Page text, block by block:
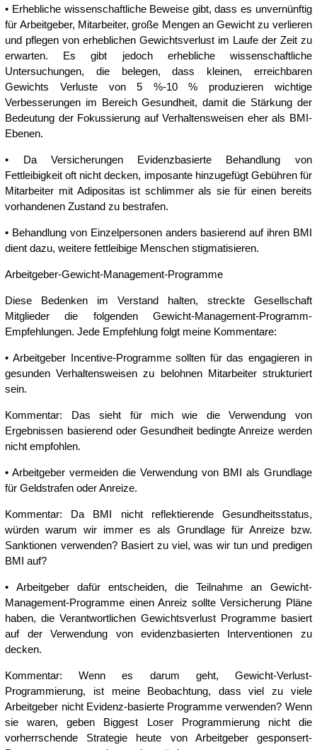
• Erhebliche wissenschaftliche Beweise gibt, dass es unvernünftig
für Arbeitgeber, Mitarbeiter, große Mengen an Gewicht zu verlieren
und pflegen von erheblichen Gewichtsverlust im Laufe der Zeit zu
erwarten. Es gibt jedoch erhebliche wissenschaftliche
Untersuchungen, die belegen, dass kleinen, erreichbaren
Gewichts Verluste von 5 %-10 % produzieren wichtige
Verbesserungen im Bereich Gesundheit, damit die Stärkung der
Bedeutung der Fokussierung auf Verhaltensweisen eher als BMI-
Ebenen.
• Da Versicherungen Evidenzbasierte Behandlung von
Fettleibigkeit oft nicht decken, imposante hinzugefügt Gebühren für
Mitarbeiter mit Adipositas ist schlimmer als sie für einen bereits
vorhandenen Zustand zu bestrafen.
• Behandlung von Einzelpersonen anders basierend auf ihren BMI
dient dazu, weitere fettleibige Menschen stigmatisieren.
Arbeitgeber-Gewicht-Management-Programme
Diese Bedenken im Verstand halten, streckte Gesellschaft
Mitglieder die folgenden Gewicht-Management-Programm-
Empfehlungen. Jede Empfehlung folgt meine Kommentare:
• Arbeitgeber Incentive-Programme sollten für das engagieren in
gesunden Verhaltensweisen zu belohnen Mitarbeiter strukturiert
sein.
Kommentar: Das sieht für mich wie die Verwendung von
Ergebnissen basierend oder Gesundheit bedingte Anreize werden
nicht empfohlen.
• Arbeitgeber vermeiden die Verwendung von BMI als Grundlage
für Geldstrafen oder Anreize.
Kommentar: Da BMI nicht reflektierende Gesundheitsstatus,
würden warum wir immer es als Grundlage für Anreize bzw.
Sanktionen verwenden? Basiert zu viel, was wir tun und predigen
BMI auf?
• Arbeitgeber dafür entscheiden, die Teilnahme an Gewicht-
Management-Programme einen Anreiz sollte Versicherung Pläne
haben, die Verantwortlichen Gewichtsverlust Programme basiert
auf der Verwendung von evidenzbasierten Interventionen zu
decken.
Kommentar: Wenn es darum geht, Gewicht-Verlust-
Programmierung, ist meine Beobachtung, dass viel zu viele
Arbeitgeber nicht Evidenz-basierte Programme verwenden? Wenn
sie waren, geben Biggest Loser Programmierung nicht die
vorherrschende Strategie heute von Arbeitgeber gesponsert-